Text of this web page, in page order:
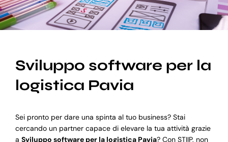
Supporto
Sviluppo software per la
logistica Pavia
Sei pronto per dare una spinta al tuo business? Stai
cercando un partner capace di elevare la tua attività grazie
a Sviluppo software per la logistica Pavia? Con STIIP, non